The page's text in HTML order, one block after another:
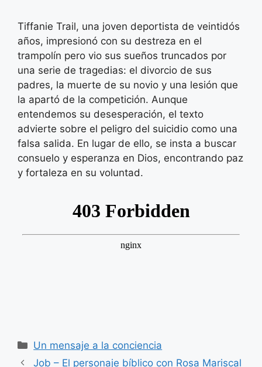
Tiffanie Trail, una joven deportista de veintidós
años, impresionó con su destreza en el
trampolín pero vio sus sueños truncados por
una serie de tragedias: el divorcio de sus
padres, la muerte de su novio y una lesión que
la apartó de la competición. Aunque
entendemos su desesperación, el texto
advierte sobre el peligro del suicidio como una
falsa salida. En lugar de ello, se insta a buscar
consuelo y esperanza en Dios, encontrando paz
y fortaleza en su voluntad.
Categorías
Un mensaje a la conciencia
Job – El personaje bíblico con Rosa Mariscal